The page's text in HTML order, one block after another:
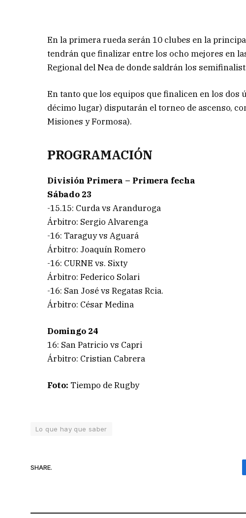
En la primera rueda serán 10 clubes en la
tendrán que finalizar entre los ocho mejores en
Regional del Nea de donde saldrán los
En tanto que los equipos que finalicen en los
décimo lugar) disputarán el torneo de ascenso,
Misiones y Formosa).
PROGRAMACIÓN
División Primera – Primera fecha
Sábado 23
-15.15: Curda vs Aranduroga
Árbitro: Sergio Alvarenga
-16: Taraguy vs Aguará
Árbitro: Joaquín Romero
-16: CURNE vs. Sixty
Árbitro: Federico Solari
-16: San José vs Regatas Rcia.
Árbitro: César Medina
Domingo 24
16: San Patricio vs Capri
Árbitro: Cristian Cabrera
Foto: Tiempo de Rugby
Lo que hay que saber
SHARE.